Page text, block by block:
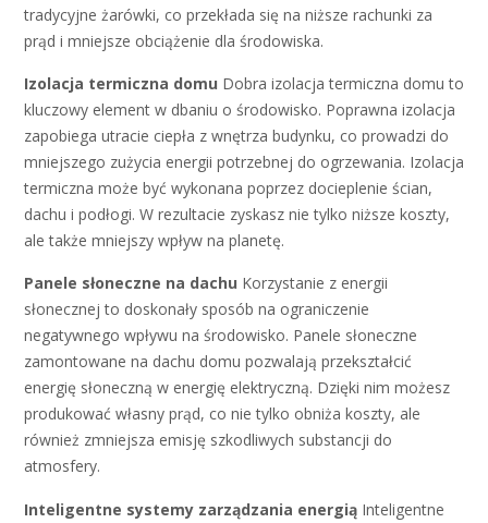
tradycyjne żarówki, co przekłada się na niższe rachunki za
prąd i mniejsze obciążenie dla środowiska.
Izolacja termiczna domu Dobra izolacja termiczna domu to
kluczowy element w dbaniu o środowisko. Poprawna izolacja
zapobiega utracie ciepła z wnętrza budynku, co prowadzi do
mniejszego zużycia energii potrzebnej do ogrzewania. Izolacja
termiczna może być wykonana poprzez docieplenie ścian,
dachu i podłogi. W rezultacie zyskasz nie tylko niższe koszty,
ale także mniejszy wpływ na planetę.
Panele słoneczne na dachu Korzystanie z energii
słonecznej to doskonały sposób na ograniczenie
negatywnego wpływu na środowisko. Panele słoneczne
zamontowane na dachu domu pozwalają przekształcić
energię słoneczną w energię elektryczną. Dzięki nim możesz
produkować własny prąd, co nie tylko obniża koszty, ale
również zmniejsza emisję szkodliwych substancji do
atmosfery.
Inteligentne systemy zarządzania energią Inteligentne